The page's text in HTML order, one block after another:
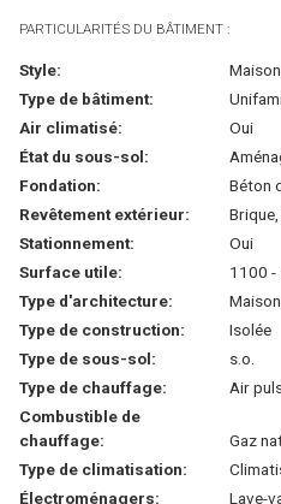
PARTICULARITÉS DU BÂTIMENT :
Style:
Type de bâtiment:
Air climatisé:
Oui
État du sous-sol:
Fondation:
Béton
Revêtement extérieur:
Stationnement:
Oui
Surface utile:
1100 -
Type d'architecture:
Type de construction:
Isolée
Type de sous-sol:
s.o.
Type de chauffage:
Air
Combustible de
chauffage:
Gaz
Type de climatisation:
Électroménagers:
Lave-